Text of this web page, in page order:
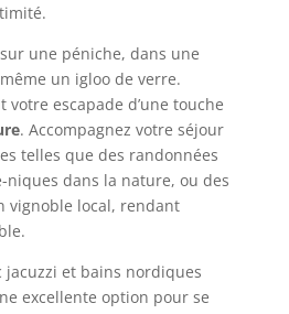
une péniche, dans une
un igloo de verre.
votre escapade d’une touche
. Accompagnez votre séjour
telles que des randonnées
niques dans la nature, ou des
vignoble local, rendant
jacuzzi et bains nordiques
excellente option pour se